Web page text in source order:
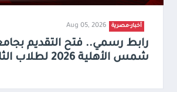
أخبار-مصرية Aug 05, 2026
رابط رسمي.. فتح التقديم
شمس الأهلية 2026 لطلاب الثانوية